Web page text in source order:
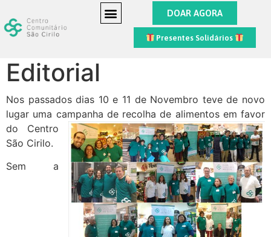
DOAR AGORA
Presentes Solidários
Editorial
Nos passados dias 10 e 11 de Novembro teve de novo
lugar uma campanha de recolha de alimentos em favor
do Centro
São Cirilo.
Sem a